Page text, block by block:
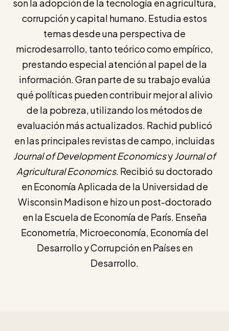
son la adopción de la tecnología en agricultura,
corrupción y capital humano. Estudia estos
temas desde una perspectiva de
microdesarrollo, tanto teórico como empírico,
prestando especial atención al papel de la
información. Gran parte de su trabajo evalúa
qué políticas pueden contribuir mejor al alivio
de la pobreza, utilizando los métodos de
evaluación más actualizados. Rachid publicó
en las principales revistas de campo, incluidas
Journal of Development EconomicsyJournal of
Agricultural Economics. Recibió su doctorado
en Economía Aplicada de la Universidad de
Wisconsin Madison e hizo un post-doctorado
en la Escuela de Economía de París. Enseña
Econometría, Microeconomía, Economía del
Desarrollo y Corrupción en Países en
Desarrollo.